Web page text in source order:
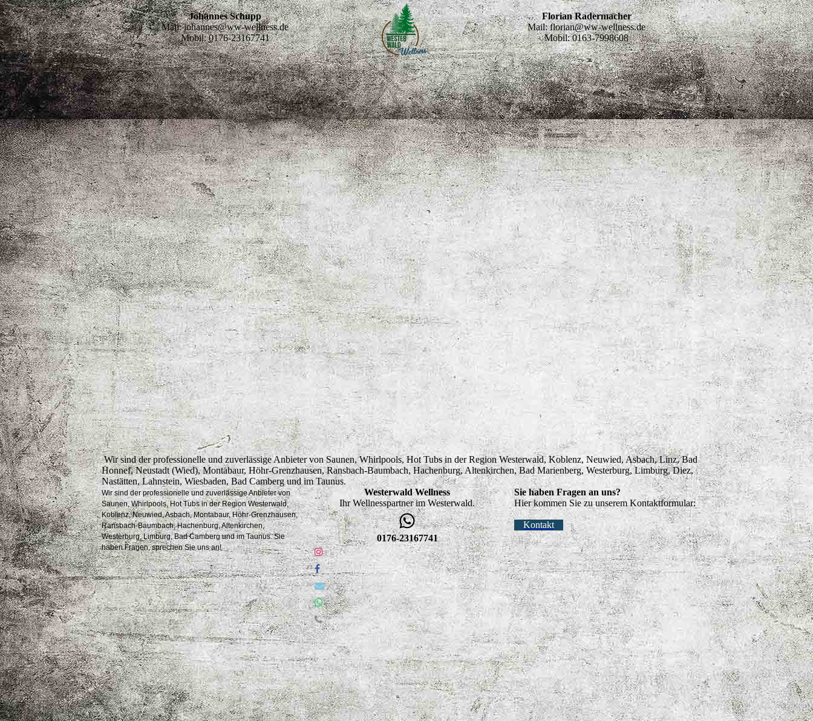
Johannes Schupp
Mail: johannes@ww-wellness.de
Mobil: 0176-23167741
Florian Radermacher
Mail: florian@ww-wellness.de
Mobil: 0163-7998608
Wir sind der professionelle und zuverlässige Anbieter von Saunen, Whirlpools, Hot Tubs in der Region Westerwald, Koblenz, Neuwied, Asbach, Linz, Bad
Honnef, Neustadt (Wied), Montabaur, Höhr-Grenzhausen, Ransbach-Baumbach, Hachenburg, Altenkirchen, Bad Marienberg, Westerburg, Limburg, Diez,
Nastätten, Lahnstein, Wiesbaden, Bad Camberg und im Taunus.
Wir sind der professionelle und zuverlässige Anbieter von
Saunen, Whirlpools, Hot Tubs in der Region Westerwald,
Koblenz, Neuwied, Asbach, Montabaur, Höhr-Grenzhausen,
Ransbach-Baumbach, Hachenburg, Altenkirchen,
Westerburg, Limburg, Bad Camberg und im Taunus. Sie
haben Fragen, sprechen Sie uns an!
Westerwald Wellness
Ihr Wellnesspartner im Westerwald.
0176-23167741
Sie haben Fragen an uns?
Hier kommen Sie zu unserem Kontaktformular:
Kontakt